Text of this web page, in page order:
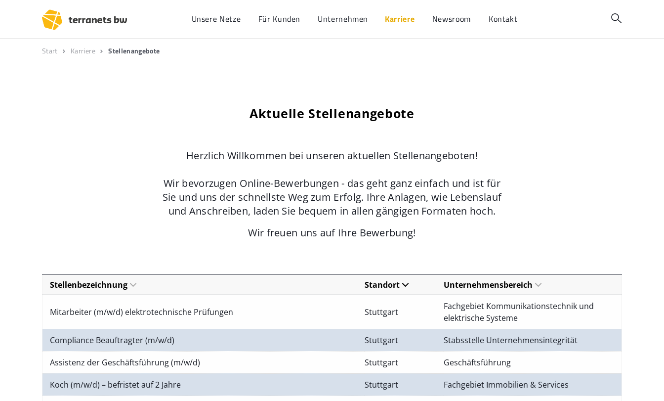
Unsere Netze Für Kunden Unternehmen Karriere Newsroom Kontakt
Start Karriere Stellenangebote
Aktuelle Stellenangebote
Herzlich Willkommen bei unseren aktuellen Stellenangeboten!
Wir bevorzugen Online-Bewerbungen - das geht ganz einfach und ist für
Sie und uns der schnellste Weg zum Erfolg. Ihre Anlagen, wie Lebenslauf
und Anschreiben, laden Sie bequem in allen gängigen Formaten hoch.
Wir freuen uns auf Ihre Bewerbung!
Stellenbezeichnung Standort Unternehmensbereich
Mitarbeiter (m/w/d) elektrotechnische Prüfungen Stuttgart
Fachgebiet Kommunikationstechnik und
elektrische Systeme
Compliance Beauftragter (m/w/d) Stuttgart Stabsstelle Unternehmensintegrität
Assistenz der Geschäftsführung (m/w/d) Stuttgart Geschäftsführung
Koch (m/w/d) – befristet auf 2 Jahre Stuttgart Fachgebiet Immobilien & Services